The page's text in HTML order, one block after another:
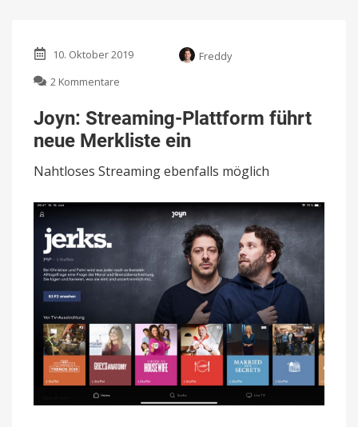
10. Oktober 2019
Freddy
2 Kommentare
Streaming-
Plattform
führt
Merkliste
Joyn: Streaming-Plattform führt
neue Merkliste ein
Nahtloses Streaming ebenfalls möglich